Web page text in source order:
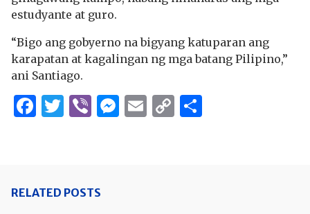
estudyante at guro.
“Bigo ang gobyerno na bigyang katuparan ang
karapatan at kagalingan ng mga batang Pilipino,”
ani Santiago.
Facebook
Twitter
ViberMessenger
Email
Copy
RELATED POSTS